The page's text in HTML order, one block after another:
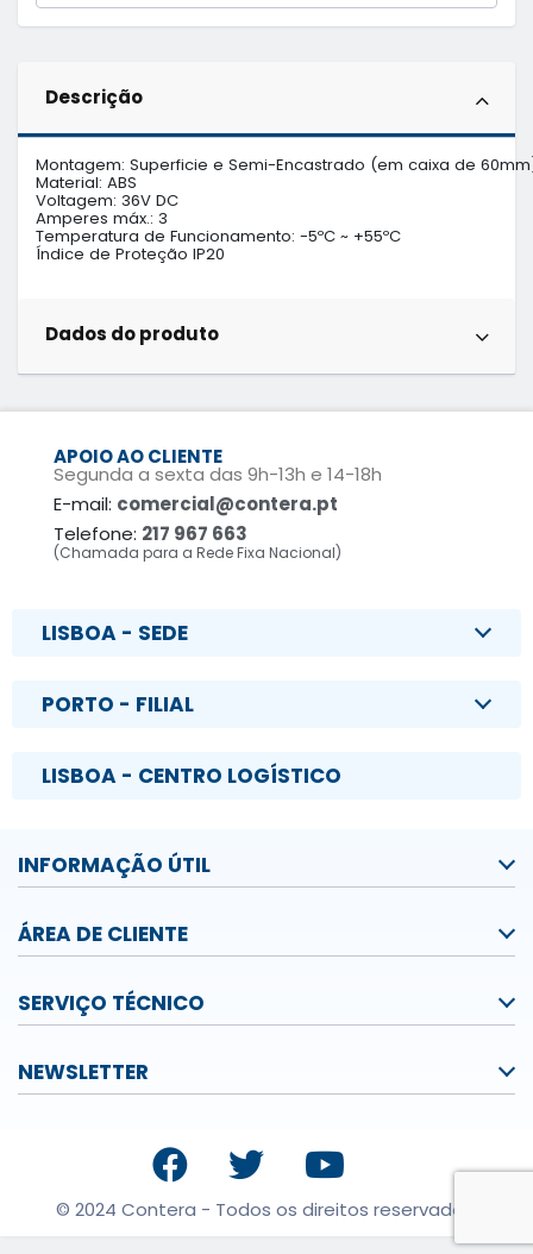
Descrição
Montagem: Superficie e Semi-Encastrado (em caixa de
Material: ABS
Voltagem: 36V DC
Amperes máx.: 3
Temperatura de Funcionamento: -5ºC ~ +55ºC
Índice de Proteção IP20
Dados do produto
APOIO AO CLIENTE
Segunda a sexta das 9h-13h e 14-18h
E-mail: comercial@contera.pt
Telefone: 217 967 663
(Chamada para a Rede Fixa Nacional)
LISBOA - SEDE
PORTO - FILIAL
LISBOA - CENTRO LOGÍSTICO
INFORMAÇÃO ÚTIL
ÁREA DE CLIENTE
SERVIÇO TÉCNICO
NEWSLETTER
© 2024 Contera - Todos os direitos reservados.